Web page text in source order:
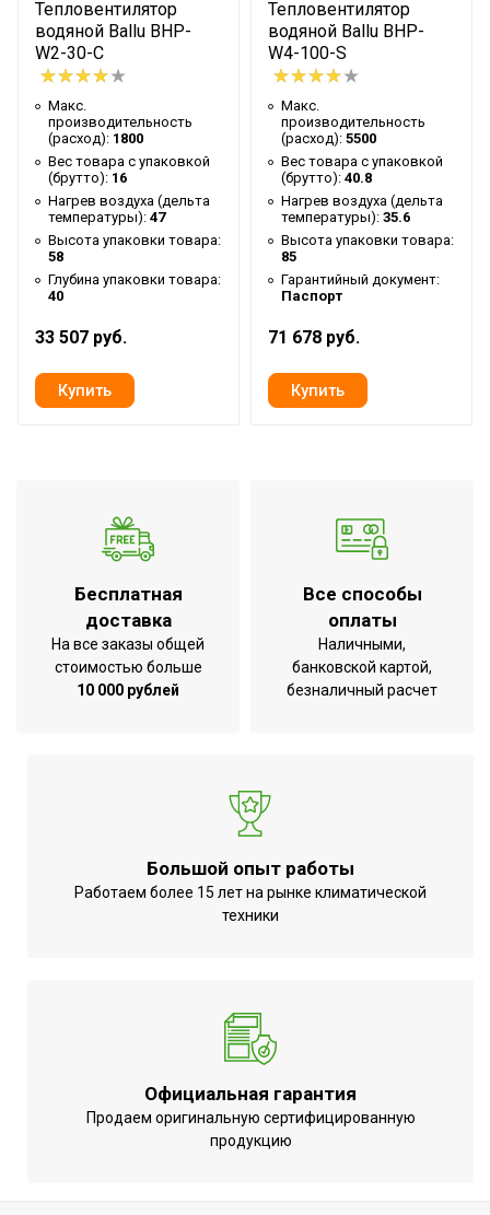
Ширина упаковки товара
61.5
Резьба выходного патрубка
3/4
Бренд
Ballu
Макс. потребляемая
мощность
0.3
Гарантийный срок
3 года
Макс. давление в
водопроводе
16
Серия
W2-SF
Высота товара
33
Срок службы
7 лет
Тепловая мощность
(90/70/15 ⁰С)
Точность установки
температуры
Механическая
регулировка
Вид управления
Дистанционное
проводное
Макс. температура воды
Рекомендованная высота
установки
более 6 метров
элементов в комплекте
Напряжение
220 - 240
Тепловентилятор
водяной Ballu BHP-
W2-30-C
Макс.
производительность
(расход): 1800
Вес товара с упаковкой
(брутто): 16
Нагрев воздуха (дельта
температуры): 47
Высота упаковки товара:
58
Глубина упаковки товара:
40
33 507 руб.
Тепловентилятор
водяной Ballu BHP-
W4-100-S
Макс.
производительность
(расход): 5500
Вес товара с упаковкой
(брутто): 40.8
Нагрев воздуха (дельта
температуры): 35.6
Высота упаковки товара:
85
Гарантийный документ:
Паспорт
71 678 руб.
Бесплатная
доставка
На все заказы общей
стоимостью больше
10 000 рублей
Все способы
оплаты
Наличными,
банковской картой,
безналичный расчет
Большой опыт работы
Работаем более 15 лет на рынке климатической
техники
Официальная гарантия
Продаем оригинальную сертифицированную
продукцию